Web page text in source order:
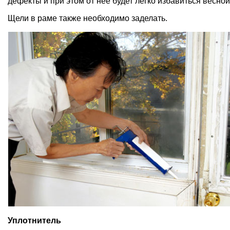
Щели в раме также необходимо заделать.
Уплотнитель